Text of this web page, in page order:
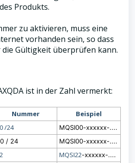
Produkts.
zu aktivieren, muss eine
vorhanden sein, so dass
die Gültigkeit überprüfen kann.
ist in der Zahl vermerkt:
Nummer
Beispiel
/24
MQSI00-xxxxxx-....
/ 24 MQSI00-xxxxxx-....
MQSI22-xxxxxx-....